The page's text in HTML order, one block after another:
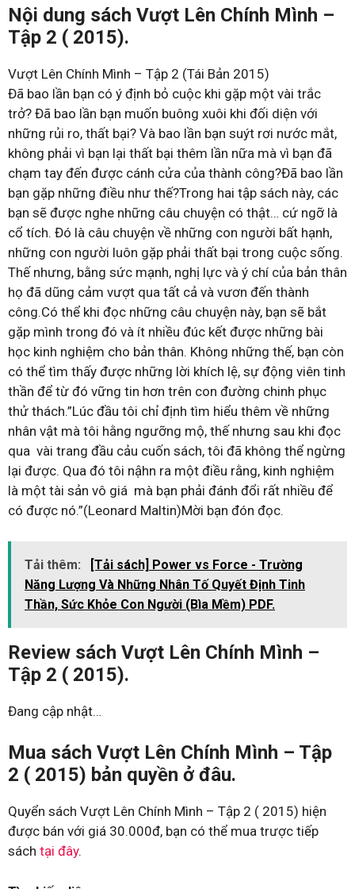
Nội dung sách Vượt Lên Chính Mình –
Tập 2 ( 2015).
Vượt Lên Chính Mình – Tập 2 (Tái Bản 2015)
Đã bao lần bạn có ý định bỏ cuộc khi gặp một vài trắc
trở? Đã bao lần bạn muốn buông xuôi khi đối diện với
những rủi ro, thất bại? Và bao lần bạn suýt rơi nước mắt,
không phải vì bạn lại thất bại thêm lần nữa mà vì bạn đã
chạm tay đến được cánh cửa của thành công?Đã bao lần
bạn gặp những điều như thế?Trong hai tập sách này, các
bạn sẽ được nghe những câu chuyện có thật… cứ ngỡ là
cổ tích. Đó là câu chuyện về những con người bất hạnh,
những con người luôn gặp phải thất bại trong cuộc sống.
Thế nhưng, bằng sức mạnh, nghị lực và ý chí của bản thân
họ đã dũng cảm vượt qua tất cả và vươn đến thành
công.Có thể khi đọc những câu chuyện này, bạn sẽ bắt
gặp mình trong đó và ít nhiều đúc kết được những bài
học kinh nghiệm cho bản thân. Không những thế, bạn còn
có thể tìm thấy được những lời khích lệ, sự động viên tinh
thần để từ đó vững tin hơn trên con đường chinh phục
thử thách.”Lúc đầu tôi chỉ định tìm hiểu thêm về những
nhân vật mà tôi hằng ngưỡng mộ, thế nhưng sau khi đọc
qua vài trang đầu cảu cuốn sách, tôi đã không thể ngừng
lại được. Qua đó tôi nậhn ra một điều rằng, kinh nghiệm
là một tài sản vô giá mà bạn phải đánh đổi rất nhiều để
có được nó.”(Leonard Maltin)Mời bạn đón đọc.
Tải thêm:
[Tải sách] Power vs Force - Trường
Năng Lượng Và Những Nhân Tố Quyết Định Tinh
Thần, Sức Khỏe Con Người (Bìa Mềm) PDF.
Review sách Vượt Lên Chính Mình –
Tập 2 ( 2015).
Đang cập nhật…
Mua sách Vượt Lên Chính Mình – Tập
2 ( 2015) bản quyền ở đâu.
Quyển sách Vượt Lên Chính Mình – Tập 2 ( 2015) hiện
được bán với giá 30.000đ, bạn có thể mua trược tiếp
sách tại đây.